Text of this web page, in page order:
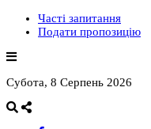
Часті запитання
Подати пропозицію
Субота, 8 Серпень 2026